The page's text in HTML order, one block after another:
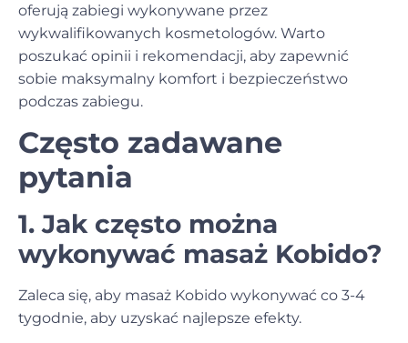
oferują zabiegi wykonywane przez
wykwalifikowanych kosmetologów. Warto
poszukać opinii i rekomendacji, aby zapewnić
sobie maksymalny komfort i bezpieczeństwo
podczas zabiegu.
Często zadawane
pytania
1. Jak często można
wykonywać masaż Kobido?
Zaleca się, aby masaż Kobido wykonywać co 3-4
tygodnie, aby uzyskać najlepsze efekty.